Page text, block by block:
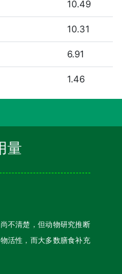
10.49
10.31
6.91
1.46
量
不清楚，但动物研究推断
活性，而大多数膳食补充